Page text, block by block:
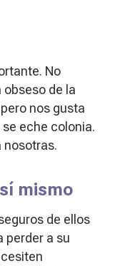
No
de la
nos gusta
eche colonia.
nosotras.
mismo
de ellos
perder a su